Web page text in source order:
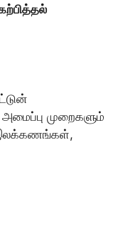
முறைகளும்
இலக்கணங்கள்,